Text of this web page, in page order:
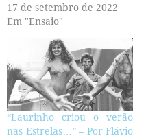
17 de setembro de 2022
Em "Ensaio"
“Laurinho criou o verão
nas Estrelas…” – Por Flávio